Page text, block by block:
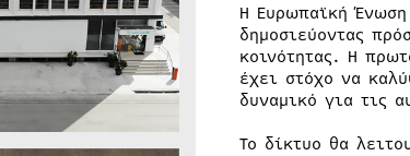
Η Ευρωπαϊκή
δημοσιεύοντας
κοινότητας. Η
έχει στόχο να
δυναμικό για τις
Το δίκτυο θα